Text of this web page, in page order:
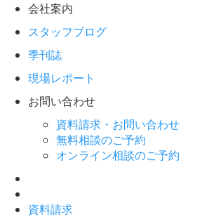
会社案内
スタッフブログ
季刊誌
現場レポート
お問い合わせ
資料請求・お問い合わせ
無料相談のご予約
オンライン相談のご予約
資料請求